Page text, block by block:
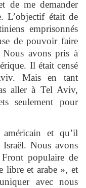
de me demander
L’objectif était de
emprisonnés
de pouvoir faire
Nous avons pris à
Il était censé
Mais en tant
aller à Tel Aviv,
seulement pour
et qu’il
Israël. Nous avons
populaire de
libre et arabe », et
avec nous